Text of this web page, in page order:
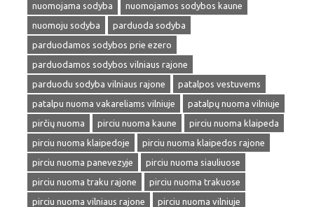
nuomojama sodyba
nuomojamos sodybos kaune
nuomoju sodyba
parduoda sodyba
parduodamos sodybos prie ezero
parduodamos sodybos vilniaus rajone
parduodu sodyba vilniaus rajone
patalpos vestuvems
patalpu nuoma vakareliams vilniuje
patalpų nuoma vilniuje
pirčių nuoma
pirciu nuoma kaune
pirciu nuoma klaipeda
pirciu nuoma klaipedoje
pirciu nuoma klaipedos rajone
pirciu nuoma panevezyje
pirciu nuoma siauliuose
pirciu nuoma traku rajone
pirciu nuoma trakuose
pirciu nuoma vilniaus rajone
pirciu nuoma vilniuje